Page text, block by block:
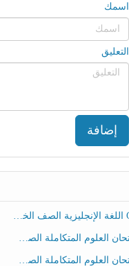
اسمك
التعليق
إضافة
الصف الخامس انسبير الفصل الثالث
الصف الخامس عام الفصل الثالث